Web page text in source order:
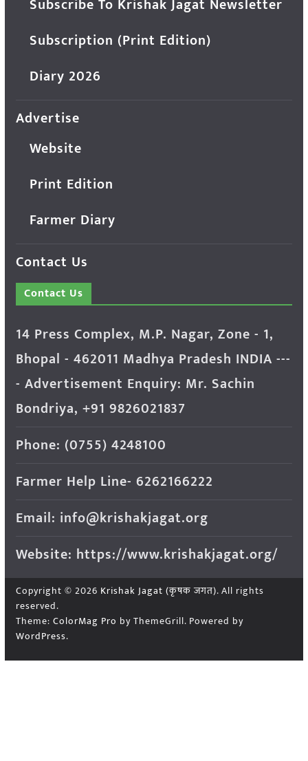
Subscribe To Krishak Jagat Newsletter
Subscription (Print Edition)
Diary 2026
Advertise
Website
Print Edition
Farmer Diary
Contact Us
Contact Us
14 Press Complex, M.P. Nagar, Zone - 1,
Bhopal - 462011 Madhya Pradesh INDIA ---
- Advertisement Enquiry: Mr. Sachin
Bondriya, +91 9826021837
Phone: (0755) 4248100
Farmer Help Line- 6262166222
Email: info@krishakjagat.org
Website: https://www.krishakjagat.org/
Copyright © 2026 Krishak Jagat (कृषक जगत). All rights
reserved.
Theme: ColorMag Pro by ThemeGrill. Powered by
WordPress.